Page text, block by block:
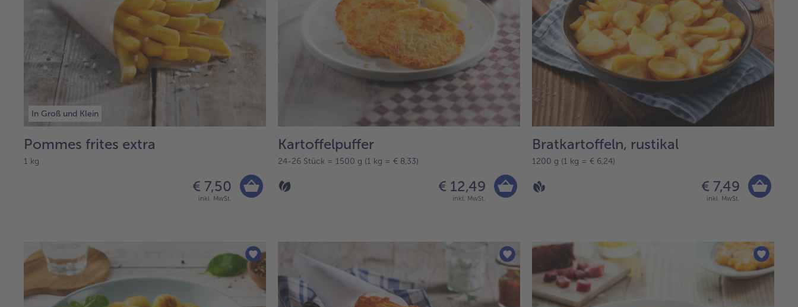
In Groß und Klein
Pommes frites extra
1 kg
€ 7,50
inkl. MwSt.
Kartoffelpuffer
24-26 Stück = 1500 g (1 kg = € 8,33)
€ 12,49
inkl. MwSt.
Bratkartoffeln, rustikal
1200 g (1 kg = € 6,24)
€ 7,49
inkl. MwSt.